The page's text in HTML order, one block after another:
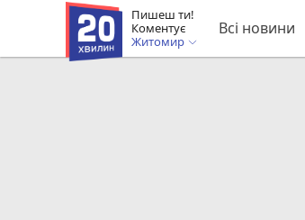
Пишеш ти!
Коментує
Житомир
Всі новини